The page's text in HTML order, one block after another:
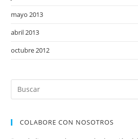
mayo 2013
abril 2013
octubre 2012
COLABORE CON NOSOTROS